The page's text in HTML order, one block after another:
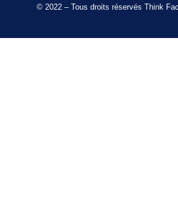
© 2022 – Tous droits réservés Think